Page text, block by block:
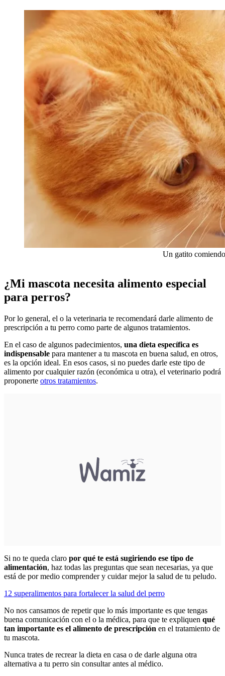
Un gatito
¿Mi mascota necesita alimento especial
para perros?
Por lo general, el o la veterinaria te recomendará darle alimento de
prescripción a tu perro como parte de algunos tratamientos.
En el caso de algunos padecimientos, una dieta específica es
indispensable para mantener a tu mascota en buena salud, en otros,
es la opción ideal. En esos casos, si no puedes darle este tipo de
alimento por cualquier razón (económica u otra), el veterinario podrá
proponerte otros tratamientos.
Si no te queda claro por qué te está sugiriendo ese tipo de
alimentación, haz todas las preguntas que sean necesarias, ya que
está de por medio comprender y cuidar mejor la salud de tu peludo.
12 superalimentos para fortalecer la salud del perro
No nos cansamos de repetir que lo más importante es que tengas
buena comunicación con el o la médica, para que te expliquen qué
tan importante es el alimento de prescripción en el tratamiento de
tu mascota.
Nunca trates de recrear la dieta en casa o de darle alguna otra
alternativa a tu perro sin consultar antes al médico.